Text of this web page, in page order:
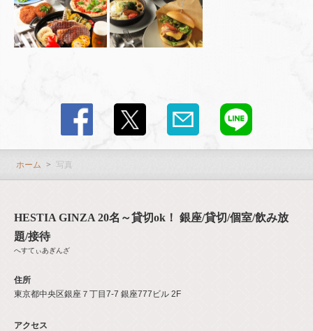
ホーム 写真
HESTIA GINZA 20名～貸切ok！ 銀座/貸切/個室/飲み放
題/接待
へすてぃあぎんざ
住所
東京都中央区銀座７丁目7-7 銀座777ビル 2F
アクセス